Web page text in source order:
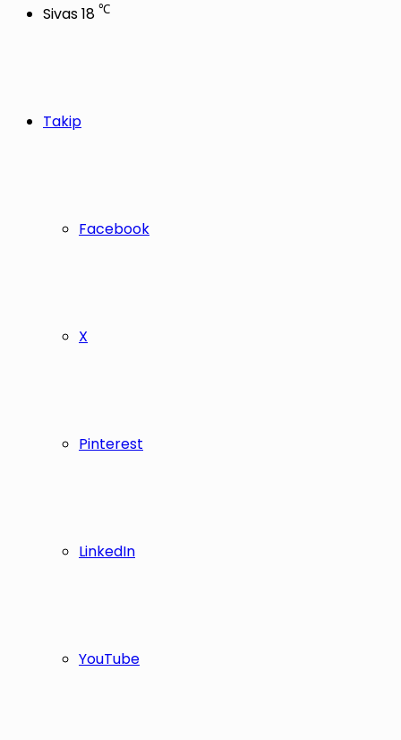
Sivas18 ℃
Takip
Facebook
X
Pinterest
LinkedIn
YouTube